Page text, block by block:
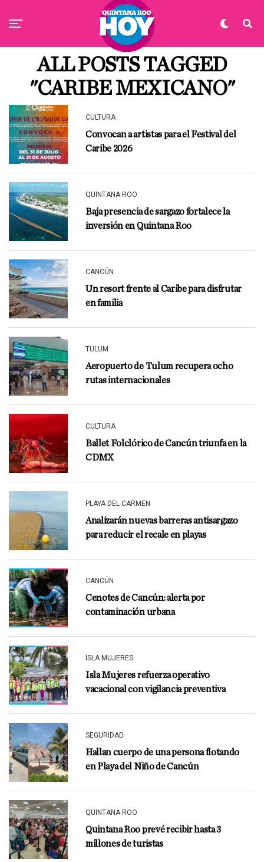
ALL POSTS TAGGED
"CARIBE MEXICANO"
CULTURA
Convocan a artistas para el Festival del
Caribe 2026
QUINTANA ROO
Baja presencia de sargazo fortalece la
inversión en Quintana Roo
CANCÚN
Un resort frente al Caribe para disfrutar
en familia
TULUM
Aeropuerto de Tulum recupera ocho
rutas internacionales
CULTURA
Ballet Folclórico de Cancún triunfa en la
CDMX
PLAYA DEL CARMEN
Analizarán nuevas barreras antisargazo
para reducir el recale en playas
CANCÚN
Cenotes de Cancún: alerta por
contaminación urbana
ISLA MUJERES
Isla Mujeres refuerza operativo
vacacional con vigilancia preventiva
SEGURIDAD
Hallan cuerpo de una persona flotando
en Playa del Niño de Cancún
QUINTANA ROO
Quintana Roo prevé recibir hasta 3
millones de turistas